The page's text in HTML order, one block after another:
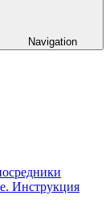
Navigation
Инструкция